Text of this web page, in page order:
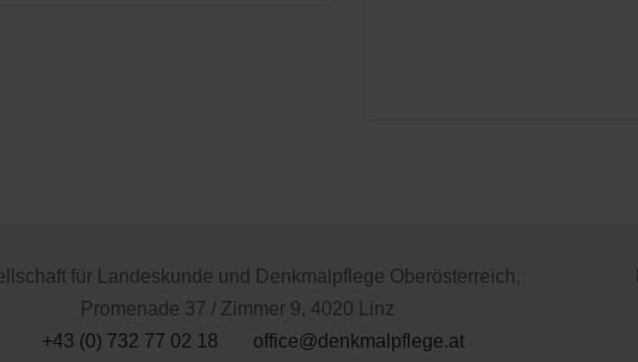
für Landeskunde und Denkmalpflege Oberösterreich,
Promenade 37 / Zimmer 9, 4020 Linz
+43 (0) 732 77 02 18
office@denkmalpflege.at